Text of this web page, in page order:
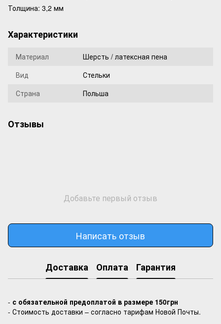
Толщина: 3,2 мм
Характеристики
Материал
Шерсть / латексная пена
Вид
Стельки
Страна
Польша
Отзывы
Добавьте первый отзыв
Написать отзыв
Доставка Оплата Гарантия
- с обязательной предоплатой в размере 150грн
- Стоимость доставки – согласно тарифам Новой Почты.